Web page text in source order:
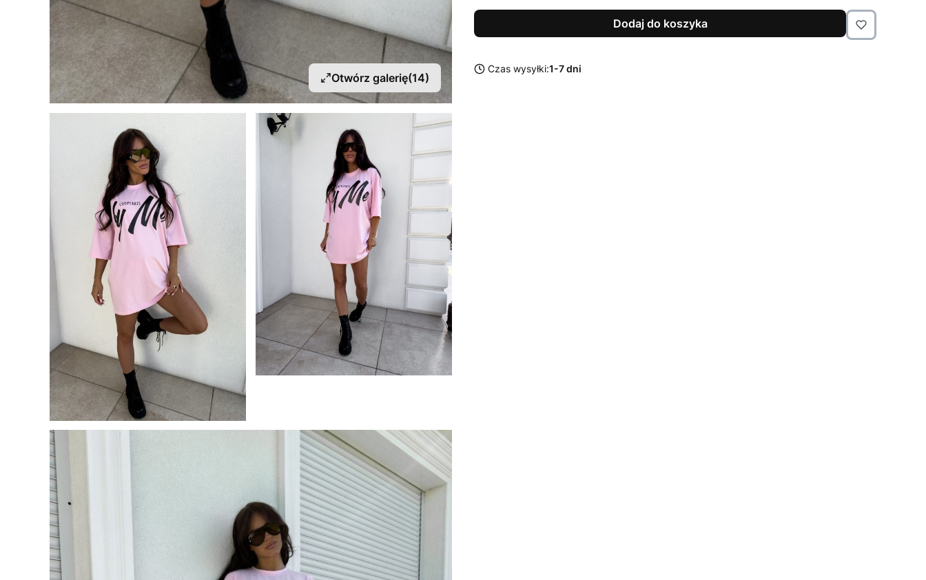
Otwórz galerię(14)
Dodaj do koszyka
Czas wysyłki:1-7 dni